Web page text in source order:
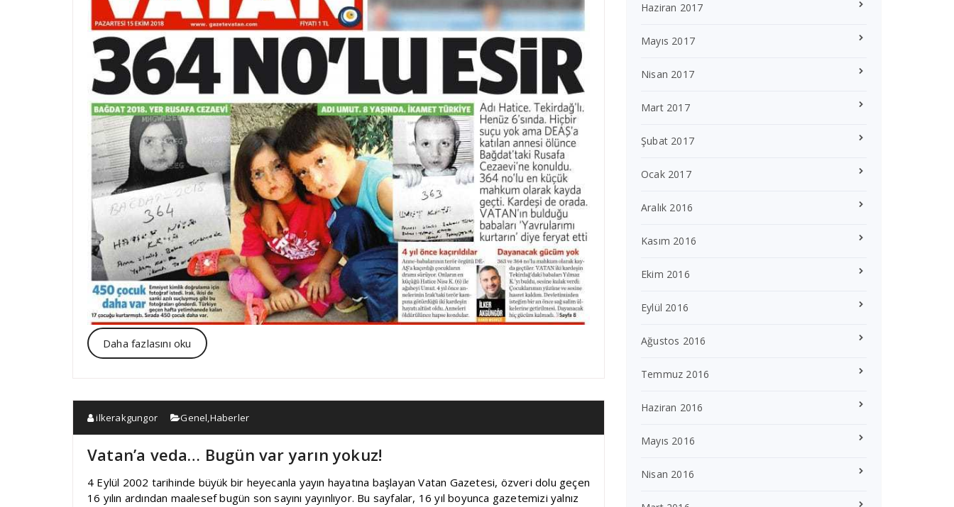
Daha fazlasını oku
ilkerakgungor Genel,Haberler
Vatan’a veda… Bugün var yarın yokuz!
4 Eylül 2002 tarihinde büyük bir heyecanla yayın hayatına başlayan Vatan Gazetesi, özveri dolu geçen
16 yılın ardından maalesef bugün son sayını yayınlıyor. Bu sayfalar, 16 yıl boyunca gazetemizi yalnız
Haziran 2017
Mayıs 2017
Nisan 2017
Mart 2017
Şubat 2017
Ocak 2017
Aralık 2016
Kasım 2016
Ekim 2016
Eylül 2016
Ağustos 2016
Temmuz 2016
Haziran 2016
Mayıs 2016
Nisan 2016